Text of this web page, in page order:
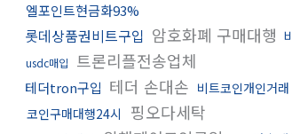
엘포인트현금화93%
롯데상품권비트구입 암호화폐 구매대행
usdc매입
트론리플전송업체
테더tron구입 테더 손대손 비트코인개인거래
코인구매대행24시 핑오다세탁